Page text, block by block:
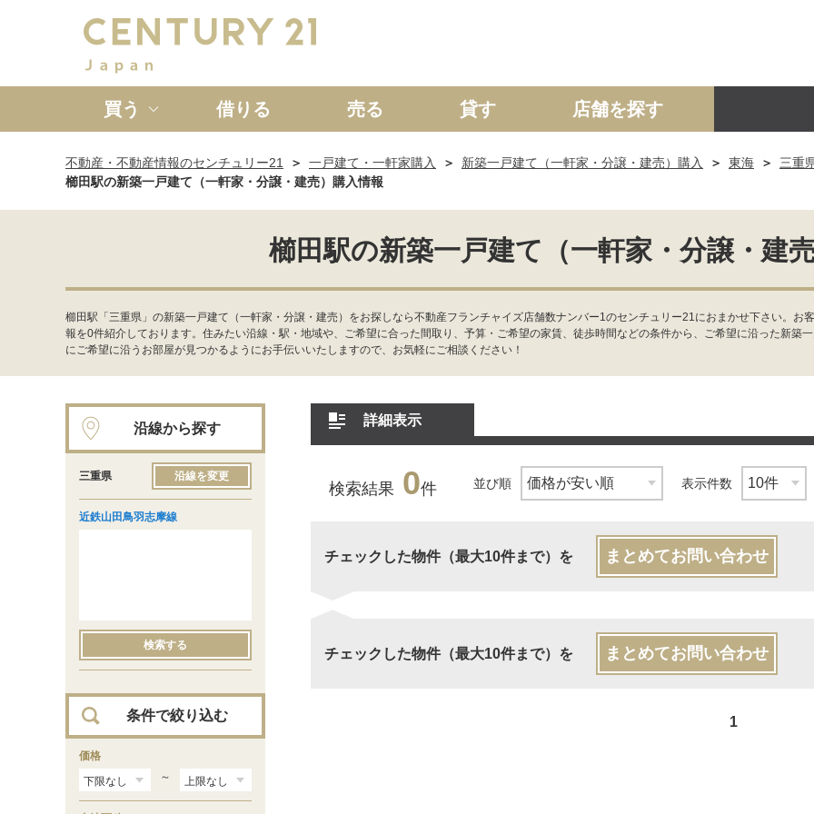
買う
新築一戸建て 中古一戸建て マンション 土地 事業投資用
借りる 売る 貸す 店舗を探す
不動産・不動産情報のセンチュリー21 一戸建て・一軒家購入 新築一戸建て（一軒家・分譲・建売）購入 東海
三重
櫛田駅の新築一戸建て（一軒家・分譲・建売）購入情報
櫛田駅の新築一戸建て（一軒家・分譲・建
櫛田駅「三重県」の新築一戸建て（一軒家・分譲・建売）をお探しなら不動産フランチャイズ店舗数ナンバー1のセンチュリー21におまかせ下さい。
報を0件紹介しております。住みたい沿線・駅・地域や、ご希望に合った間取り、予算・ご希望の家賃、徒歩時間などの条件から、ご希望に沿った新築
にご希望に沿うお部屋が見つかるようにお手伝いいたしますので、お気軽にご相談ください！
詳細表示
検索結果 0件 並び順 表示件数
チェックした物件（最大10件まで）を まとめてお問い合わせ
チェックした物件（最大10件まで）を まとめてお問い合わせ
1
沿線から探す
三重県 沿線を変更
近鉄山田鳥羽志摩線
検索する
条件で絞り込む
価格
～